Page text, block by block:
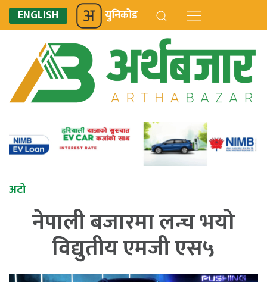
ENGLISH युनिकोड
अटो
नेपाली बजारमा लन्च भयो
विद्युतीय एमजी एस५